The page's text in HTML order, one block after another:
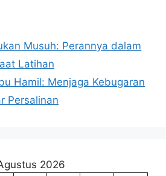
Musuh: Perannya dalam
Latihan
Hamil: Menjaga Kebugaran
Persalinan
2026